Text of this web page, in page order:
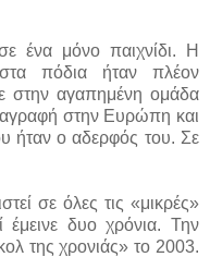
ένα μόνο παιχνίδι. Η
πόδια ήταν πλέον
στην αγαπημένη ομάδα
στην Ευρώπη και
ήταν ο αδερφός του. Σε
σε όλες τις «μικρές»
έμεινε δυο χρόνια. Την
της χρονιάς» το 2003.